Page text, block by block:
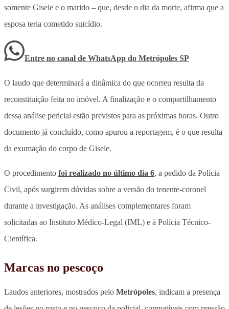
somente Gisele e o marido – que, desde o dia da morte, afirma que a
esposa teria cometido suicídio.
Entre no canal de WhatsApp do Metrópoles SP
O laudo que determinará a dinâmica do que ocorreu resulta da
reconstituição feita no imóvel. A finalização e o compartilhamento
dessa análise pericial estão previstos para as próximas horas. Outro
documento já concluído, como apurou a reportagem, é o que resulta
da exumação do corpo de Gisele.
O procedimento foi realizado no último dia 6, a pedido da Polícia
Civil, após surgirem dúvidas sobre a versão do tenente-coronel
durante a investigação. As análises complementares foram
solicitadas ao Instituto Médico-Legal (IML) e à Polícia Técnico-
Científica.
Marcas no pescoço
Laudos anteriores, mostrados pelo Metrópoles, indicam a presença